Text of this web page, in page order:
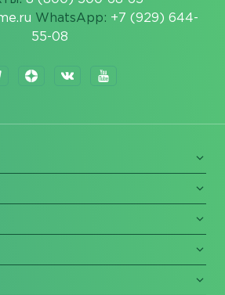
WhatsApp: +7 (929) 644-
55-08